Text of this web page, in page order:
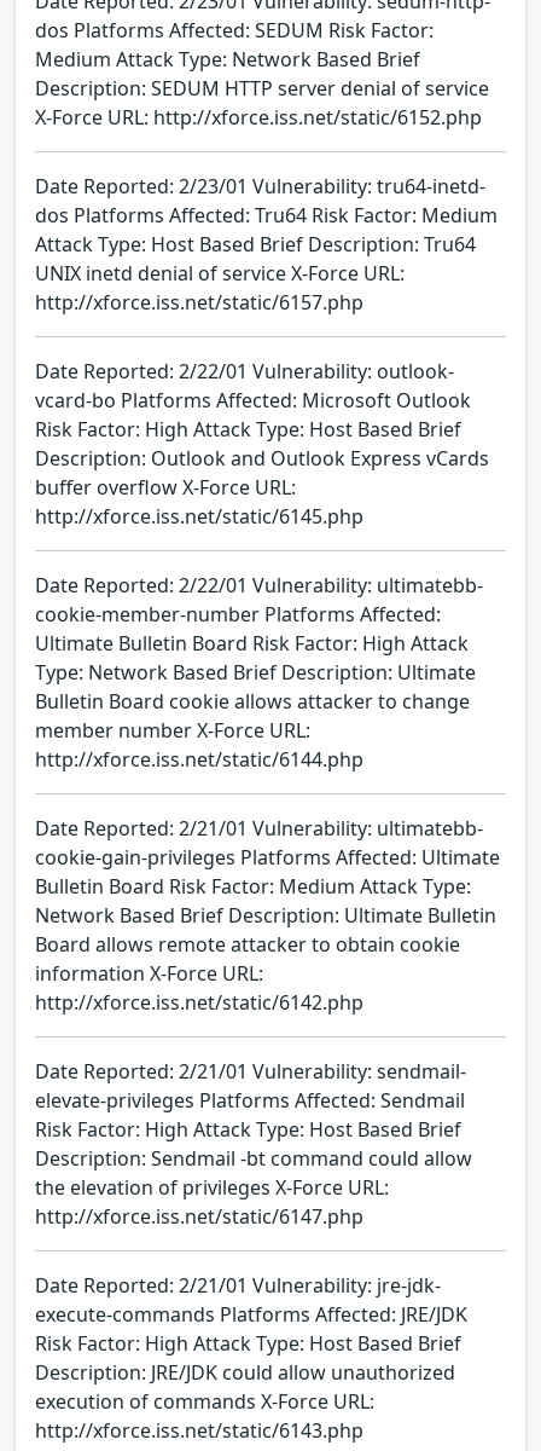
dos Platforms Affected: SEDUM Risk Factor:
Medium Attack Type: Network Based Brief
Description: SEDUM HTTP server denial of service
X-Force URL: http://xforce.iss.net/static/6152.php
Date Reported: 2/23/01 Vulnerability: tru64-inetd-
dos Platforms Affected: Tru64 Risk Factor: Medium
Attack Type: Host Based Brief Description: Tru64
UNIX inetd denial of service X-Force URL:
http://xforce.iss.net/static/6157.php
Date Reported: 2/22/01 Vulnerability: outlook-
vcard-bo Platforms Affected: Microsoft Outlook
Risk Factor: High Attack Type: Host Based Brief
Description: Outlook and Outlook Express vCards
buffer overflow X-Force URL:
http://xforce.iss.net/static/6145.php
Date Reported: 2/22/01 Vulnerability: ultimatebb-
cookie-member-number Platforms Affected:
Ultimate Bulletin Board Risk Factor: High Attack
Type: Network Based Brief Description: Ultimate
Bulletin Board cookie allows attacker to change
member number X-Force URL:
http://xforce.iss.net/static/6144.php
Date Reported: 2/21/01 Vulnerability: ultimatebb-
cookie-gain-privileges Platforms Affected: Ultimate
Bulletin Board Risk Factor: Medium Attack Type:
Network Based Brief Description: Ultimate Bulletin
Board allows remote attacker to obtain cookie
information X-Force URL:
http://xforce.iss.net/static/6142.php
Date Reported: 2/21/01 Vulnerability: sendmail-
elevate-privileges Platforms Affected: Sendmail
Risk Factor: High Attack Type: Host Based Brief
Description: Sendmail -bt command could allow
the elevation of privileges X-Force URL:
http://xforce.iss.net/static/6147.php
Date Reported: 2/21/01 Vulnerability: jre-jdk-
execute-commands Platforms Affected: JRE/JDK
Risk Factor: High Attack Type: Host Based Brief
Description: JRE/JDK could allow unauthorized
execution of commands X-Force URL:
http://xforce.iss.net/static/6143.php